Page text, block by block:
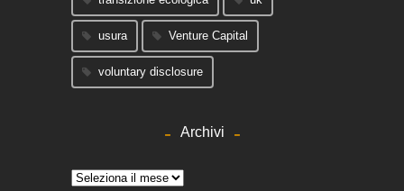
usura Venture Capital
voluntary disclosure
Archivi
Archivi